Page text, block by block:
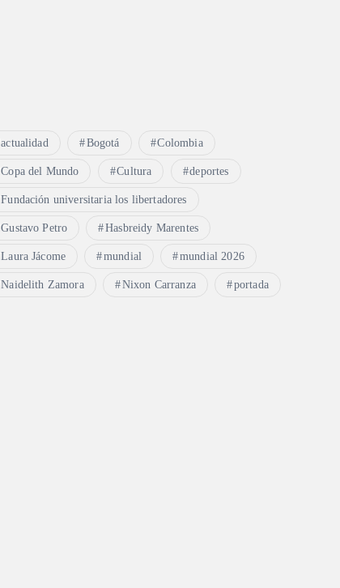
actualidad Bogotá Colombia
Copa del Mundo Cultura deportes
Fundación universitaria los libertadores
Gustavo Petro Hasbreidy Marentes
Laura Jácome mundial mundial 2026
Naidelith Zamora Nixon Carranza portada